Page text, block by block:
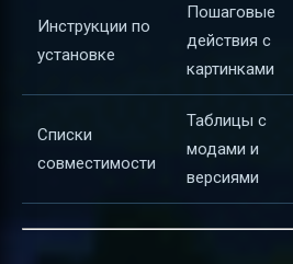
Инструкции по
установке
Пошаговые
действия с
картинками
Списки
совместимости
Таблицы с
модами и
версиями